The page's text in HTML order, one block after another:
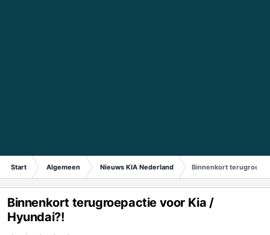
Start Algemeen Nieuws KIA Nederland Binnenkort
Binnenkort terugroepactie voor Kia /
Hyundai?!